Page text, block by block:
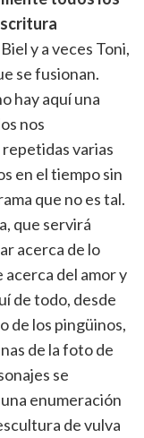
y a veces Toni,
se fusionan.
hay aquí una
nos
varias
en el tiempo sin
que no es tal.
que servirá
acerca de lo
acerca del amor y
de todo, desde
de los pingüinos,
de la foto de
se
enumeración
de vulva